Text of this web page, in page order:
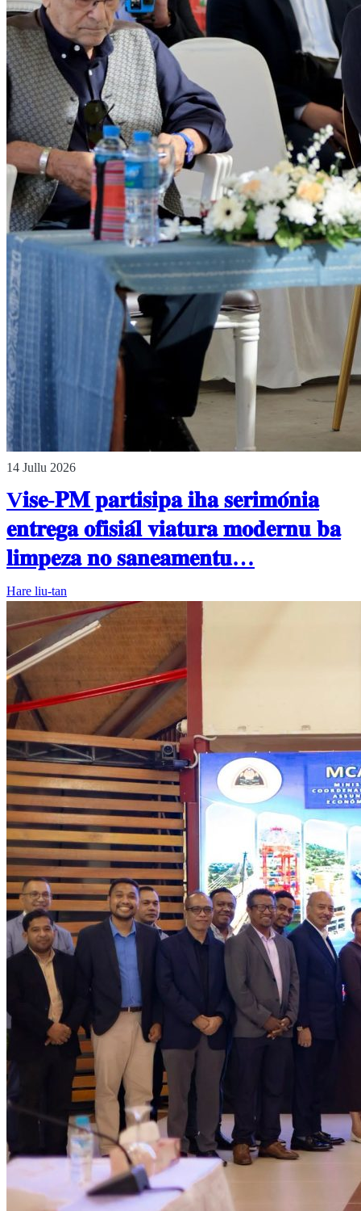
14 Jullu 2026
V𝐢𝐬𝐞-𝐏𝐌 𝐩𝐚𝐫𝐭𝐢𝐬𝐢𝐩𝐚 𝐢𝐡𝐚 𝐬𝐞𝐫𝐢𝐦𝐨́𝐧𝐢𝐚
𝐞𝐧𝐭𝐫𝐞𝐠𝐚 𝐨𝐟𝐢𝐬𝐢𝐚́𝐥 𝐯𝐢𝐚𝐭𝐮𝐫𝐚 𝐦𝐨𝐝𝐞𝐫𝐧𝐮 𝐛𝐚
𝐥𝐢𝐦𝐩𝐞𝐳𝐚 𝐧𝐨 𝐬𝐚𝐧𝐞𝐚𝐦𝐞𝐧𝐭𝐮…
Hare liu-tan